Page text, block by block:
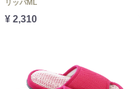
リッパML
¥ 2,310